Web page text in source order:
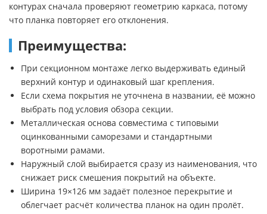
контурах сначала проверяют геометрию каркаса, потому
что планка повторяет его отклонения.
Преимущества:
При секционном монтаже легко выдерживать единый
верхний контур и одинаковый шаг крепления.
Если схема покрытия не уточнена в названии, её можно
выбрать под условия обзора секции.
Металлическая основа совместима с типовыми
оцинкованными саморезами и стандартными
воротными рамами.
Наружный слой выбирается сразу из наименования, что
снижает риск смешения покрытий на объекте.
Ширина 19×126 мм задаёт полезное перекрытие и
облегчает расчёт количества планок на один пролёт.